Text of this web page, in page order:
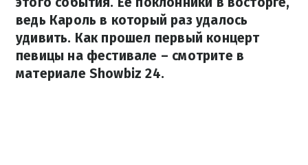
ведь Кароль в который раз удалось
удивить. Как прошел первый концерт
певицы на фестивале – смотрите в
материале Showbiz 24.